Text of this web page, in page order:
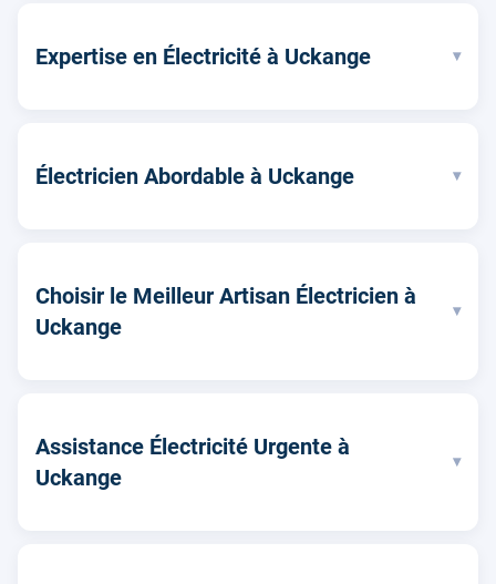
Expertise en Électricité à Uckange ▾
Électricien Abordable à Uckange ▾
Choisir le Meilleur Artisan Électricien à
Uckange
▾
Assistance Électricité Urgente à
Uckange
▾